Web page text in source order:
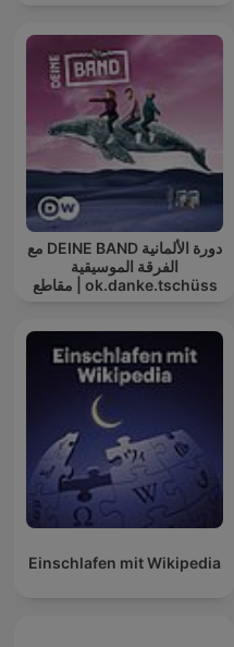
دورة الألمانية DEINE BAND مع
الفرقة الموسيقية
ok.danke.tschüss | مقاطع
Einschlafen mit Wikipedia